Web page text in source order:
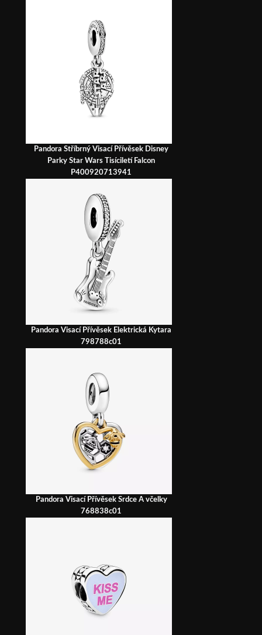
Pandora Stříbrný Visací Přívěsek Disney
Parky Star Wars Tisíciletí Falcon
P400920713941
Pandora Visací Přívěsek Elektrická Kytara
798788c01
Pandora Visací Přívěsek Srdce A včelky
768838c01